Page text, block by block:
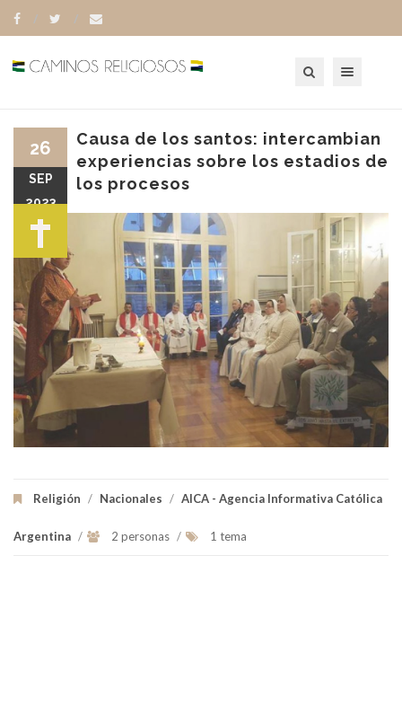
Causa de los santos: intercambian
experiencias sobre los estadios de
los procesos
Religión / Nacionales / AICA - Agencia Informativa Católica
Argentina / 2 personas / 1 tema
26
SEP
2023